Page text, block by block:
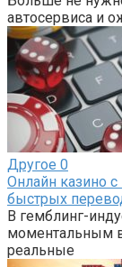
автосервиса и
Другое 0
Онлайн казино
быстрых
В гемблинг-
моментальным
реальные